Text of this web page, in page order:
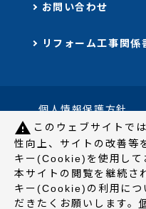
お問い合わせ
リフォーム工事関係
個人情報保護⽅針
ご利用にあたって
サ
warning このウェブサイトで
性向上、サイトの改善等
キー(Cookie)を使用して
本サイトの閲覧を継続さ
キー(Cookie)の利用につ
だきたくお願いします。